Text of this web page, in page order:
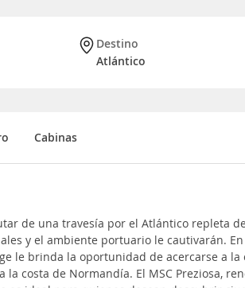
Destino
Atlántico
Cabinas
de una travesía por el Atlántico repleta
y el ambiente portuario le cautivarán.
le brinda la oportunidad de acercarse a
costa de Normandía. El MSC Preziosa,